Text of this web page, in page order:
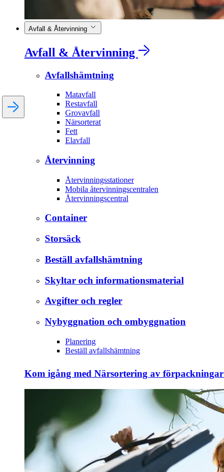
Avfall & Återvinning
Avfall & Återvinning
Avfallshämtning
Matavfall
Restavfall
Grovavfall
Närsorterat
Fett
Elavfall
Återvinning
Återvinningsstationer
Mobila återvinningscentralen
Återvinningscentral
Container
Storsäck
Beställ avfallshämtning
Skyltar och informationsmaterial
Avgifter och regler
Nybyggnation och ombyggnation
Planering
Beställ avfallshämtning
Kom igång med Närsortering av förpackningar